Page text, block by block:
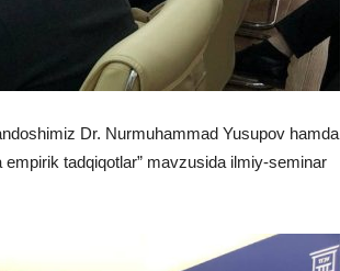
Dr. Nurmuhammad Yusupov hamda
tadqiqotlar” mavzusida ilmiy-seminar